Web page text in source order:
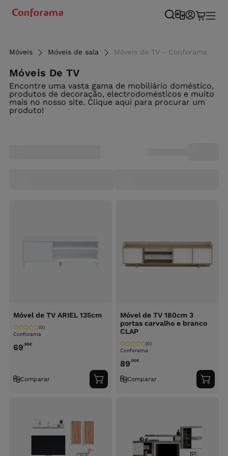
Móveis Móveis de sala Móveis de TV - Conforama
Móveis De TV
Encontre uma vasta gama de mobiliário doméstico,
produtos de decoração, electrodomésticos e muito
mais no nosso site. Clique aqui para procurar um
produto!
Móvel de TV ARIEL 135cm
Conforama
(0)
69,99€
Comparar
Adicionar
ao
Móvel de TV 180cm 3
portas carvalho e branco
CLAP
Conforama
(0)
89,00€
Comparar
ao